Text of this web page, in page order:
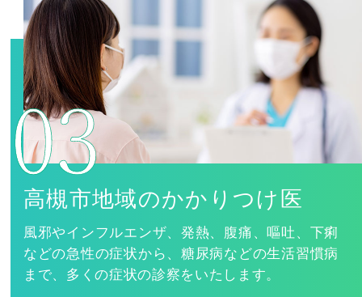
高槻市地域のかかりつけ医
風邪やインフルエンザ、発熱、腹痛、嘔吐、下痢
などの急性の症状から、糖尿病などの生活習慣病
まで、多くの症状の診察をいたします。